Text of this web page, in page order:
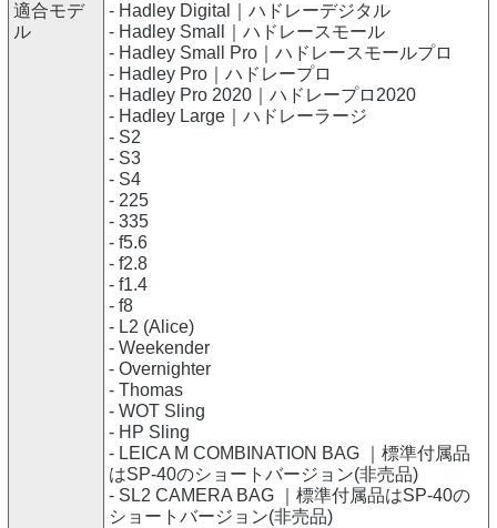
適合モデ
ル
- Hadley Digital｜ハドレーデジタル
- Hadley Small｜ハドレースモール
- Hadley Small Pro｜ハドレースモールプロ
- Hadley Pro｜ハドレープロ
- Hadley Pro 2020｜ハドレープロ2020
- Hadley Large｜ハドレーラージ
- S2
- S3
- S4
- 225
- 335
- f5.6
- f2.8
- f1.4
- f8
- L2 (Alice)
- Weekender
- Overnighter
- Thomas
- WOT Sling
- HP Sling
- LEICA M COMBINATION BAG ｜標準付属品
はSP-40のショートバージョン(非売品)
- SL2 CAMERA BAG ｜標準付属品はSP-40の
ショートバージョン(非売品)